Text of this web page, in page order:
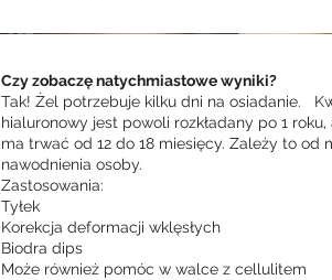
Czy zobaczę natychmiastowe wyniki?
Tak! Żel potrzebuje kilku dni na osiadanie.
hialuronowy jest powoli rozkładany po 1
ma trwać od 12 do 18 miesięcy. Zależy to od
nawodnienia osoby.
Zastosowania:
Tyłek
Korekcja deformacji wklęsłych
Biodra dips
Może również pomóc w walce z cellulitem